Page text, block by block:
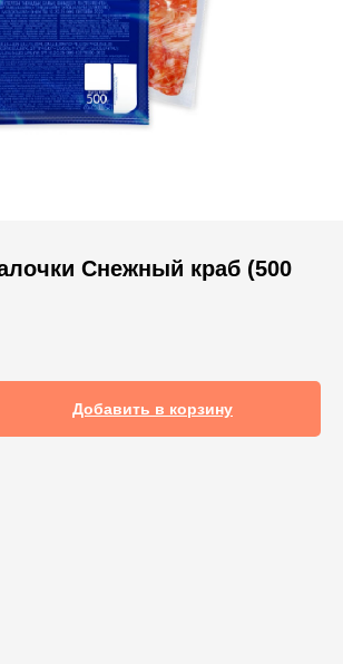
Снежный краб (500
Добавить в корзину